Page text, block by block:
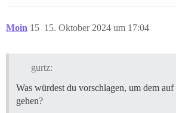
Moin 15. Oktober 2024 um 17:04
15
gurtz:
Was würdest du vorschlagen, um dem
gehen?